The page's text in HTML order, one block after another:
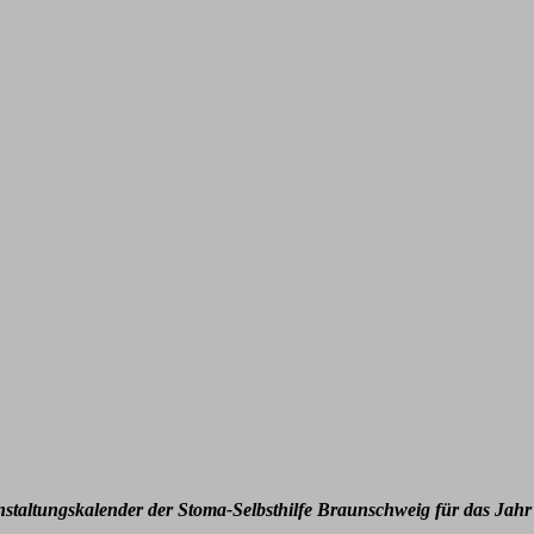
der Stoma-Selbsthilfe Braunschweig für das